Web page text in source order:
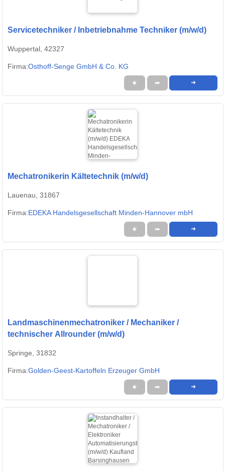
Servicetechniker / Inbetriebnahme Techniker (m/w/d)
Wuppertal, 42327
Firma:Osthoff-Senge GmbH & Co. KG
★ ➦ ➜
Mechatronikerin Kältetechnik (m/w/d)
Lauenau, 31867
Firma:EDEKA Handelsgesellschaft Minden-Hannover mbH
★ ➦ ➜
Landmaschinenmechatroniker / Mechaniker /
technischer Allrounder (m/w/d)
Springe, 31832
Firma:Golden-Geest-Kartoffeln Erzeuger GmbH
★ ➦ ➜